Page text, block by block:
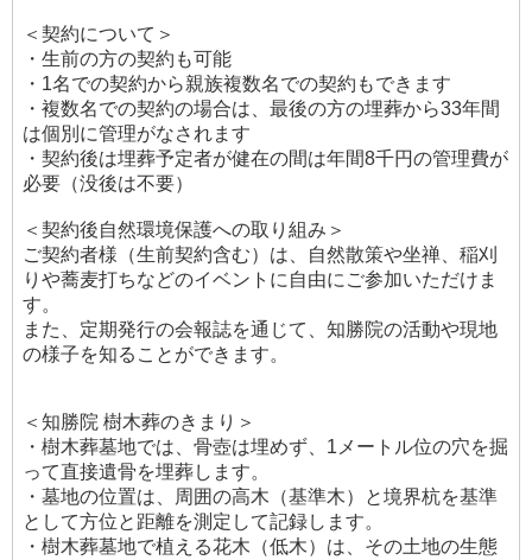
＜契約について＞
・生前の方の契約も可能
・1名での契約から親族複数名での契約もできます
・複数名での契約の場合は、最後の方の埋葬から33年間
は個別に管理がなされます
・契約後は埋葬予定者が健在の間は年間8千円の管理費が
必要（没後は不要）
＜契約後自然環境保護への取り組み＞
ご契約者様（生前契約含む）は、自然散策や坐禅、稲刈
りや蕎麦打ちなどのイベントに自由にご参加いただけま
す。
また、定期発行の会報誌を通じて、知勝院の活動や現地
の様子を知ることができます。
＜知勝院 樹木葬のきまり＞
・樹木葬墓地では、骨壺は埋めず、1メートル位の穴を掘
って直接遺骨を埋葬します。
・墓地の位置は、周囲の高木（基準木）と境界杭を基準
として方位と距離を測定して記録します。
・樹木葬墓地で植える花木（低木）は、その土地の生態